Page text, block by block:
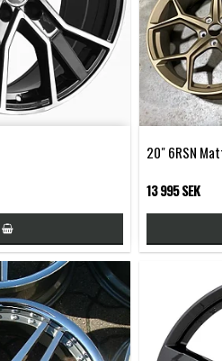
20" 6RSN
13 995 SEK